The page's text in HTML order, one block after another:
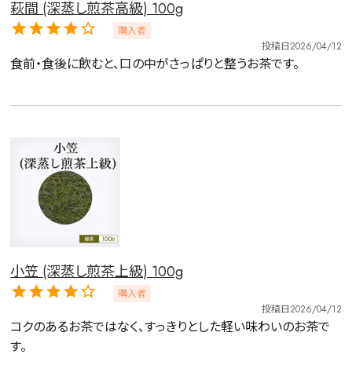
萩間 (深蒸し煎茶高級) 100g
購入者
投稿日2026/04/12
食前・食後に飲むと、口の中がさっぱりと整うお茶です。
小笠 (深蒸し煎茶上級) 100g
購入者
投稿日2026/04/12
コクのあるお茶ではなく、すっきりとした軽い味わいのお茶で
す。